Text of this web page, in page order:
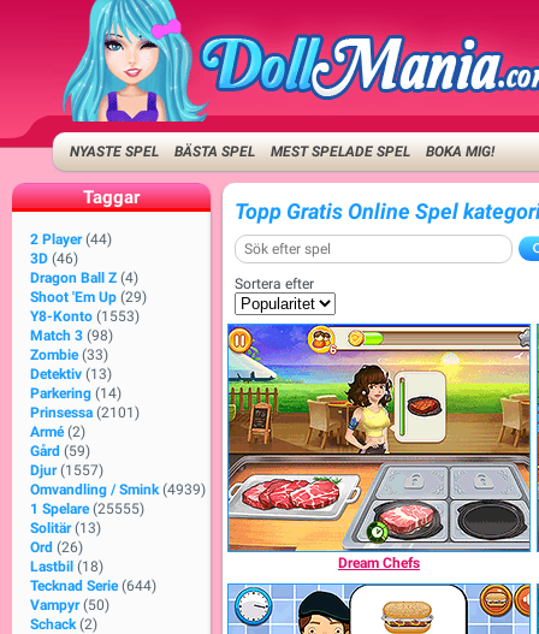
NYASTE SPEL BÄSTA SPEL MEST SPELADE SPEL BOKA MIG!
Taggar
2 Player (44)
3D (46)
Dragon Ball Z (4)
Shoot 'Em Up (29)
Y8-Konto (1553)
Match 3 (98)
Zombie (33)
Detektiv (13)
Parkering (14)
Prinsessa (2101)
Armé (2)
Gård (59)
Djur (1557)
Omvandling / Smink (4939)
1 Spelare (25555)
Solitär (13)
Ord (26)
Lastbil (18)
Tecknad Serie (644)
Vampyr (50)
Schack (2)
Topp Gratis Online Spel
Sortera efter
Dream Chefs